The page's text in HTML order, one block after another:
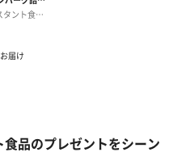
品のプレゼントをシーン